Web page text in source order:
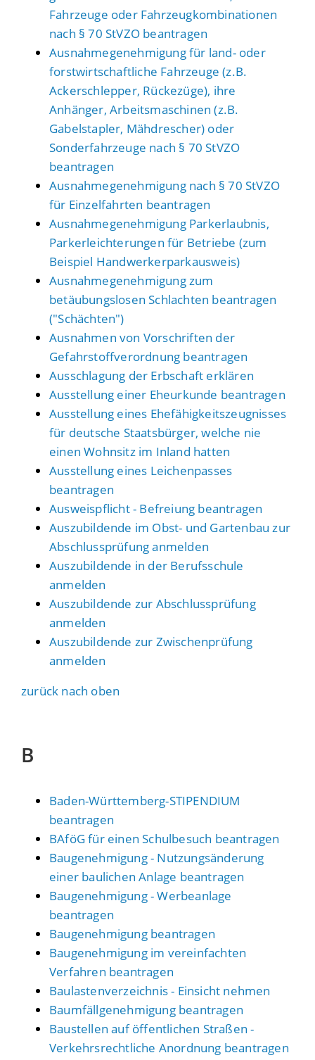
Fahrzeuge oder Fahrzeugkombinationen
nach § 70 StVZO beantragen
Ausnahmegenehmigung für land- oder
forstwirtschaftliche Fahrzeuge (z.B.
Ackerschlepper, Rückezüge), ihre
Anhänger, Arbeitsmaschinen (z.B.
Gabelstapler, Mähdrescher) oder
Sonderfahrzeuge nach § 70 StVZO
beantragen
Ausnahmegenehmigung nach § 70 StVZO
für Einzelfahrten beantragen
Ausnahmegenehmigung Parkerlaubnis,
Parkerleichterungen für Betriebe (zum
Beispiel Handwerkerparkausweis)
Ausnahmegenehmigung zum
betäubungslosen Schlachten beantragen
("Schächten")
Ausnahmen von Vorschriften der
Gefahrstoffverordnung beantragen
Ausschlagung der Erbschaft erklären
Ausstellung einer Eheurkunde beantragen
Ausstellung eines Ehefähigkeitszeugnisses
für deutsche Staatsbürger, welche nie
einen Wohnsitz im Inland hatten
Ausstellung eines Leichenpasses
beantragen
Ausweispflicht - Befreiung beantragen
Auszubildende im Obst- und Gartenbau zur
Abschlussprüfung anmelden
Auszubildende in der Berufsschule
anmelden
Auszubildende zur Abschlussprüfung
anmelden
Auszubildende zur Zwischenprüfung
anmelden
zurück nach oben
B
Baden-Württemberg-STIPENDIUM
beantragen
BAföG für einen Schulbesuch beantragen
Baugenehmigung - Nutzungsänderung
einer baulichen Anlage beantragen
Baugenehmigung - Werbeanlage
beantragen
Baugenehmigung beantragen
Baugenehmigung im vereinfachten
Verfahren beantragen
Baulastenverzeichnis - Einsicht nehmen
Baumfällgenehmigung beantragen
Baustellen auf öffentlichen Straßen -
Verkehrsrechtliche Anordnung beantragen